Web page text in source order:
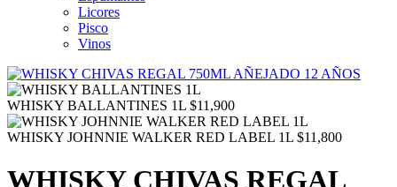
Licores
Pisco
Vinos
WHISKY BALLANTINES 1L $11,900
WHISKY JOHNNIE WALKER RED LABEL 1L $11,800
WHISKY CHIVAS REGAL